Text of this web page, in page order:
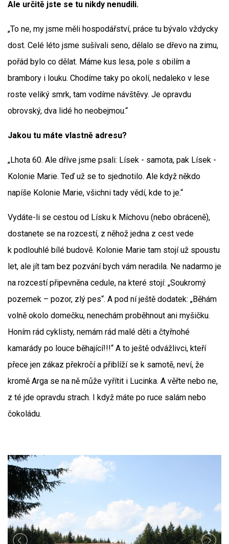
Ale určitě jste se tu nikdy nenudili.
„To ne, my jsme měli hospodářství, práce tu bývalo vždycky
dost. Celé léto jsme sušívali seno, dělalo se dřevo na zimu,
pořád bylo co dělat. Máme kus lesa, pole s obilím a
brambory i louku. Chodíme taky po okolí, nedaleko v lese
roste veliký smrk, tam vodíme návštěvy. Je opravdu
obrovský, dva lidé ho neobejmou.“
Jakou tu máte vlastně adresu?
„Lhota 60. Ale dříve jsme psali: Lísek - samota, pak Lísek -
Kolonie Marie. Teď už se to sjednotilo. Ale když někdo
napíše Kolonie Marie, všichni tady vědí, kde to je.“
Vydáte-li se cestou od Lísku k Míchovu (nebo obráceně),
dostanete se na rozcestí, z něhož jedna z cest vede
k podlouhlé bílé budově. Kolonie Marie tam stojí už spoustu
let, ale jít tam bez pozvání bych vám neradila. Ne nadarmo je
na rozcestí připevněna cedule, na které stojí: „Soukromý
pozemek – pozor, zlý pes“. A pod ní ještě dodatek: „Běhám
volně okolo domečku, nenechám proběhnout ani myšičku.
Honím rád cyklisty, nemám rád malé děti a čtyřnohé
kamarády po louce běhající!!!“ A to ještě odvážlivci, kteří
přece jen zákaz překročí a přiblíží se k samotě, neví, že
kromě Arga se na ně může vyřítit i Lucinka. A věřte nebo ne,
z té jde opravdu strach. I když máte po ruce salám nebo
čokoládu.